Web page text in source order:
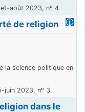
août 2023, nº 4
de religion
la science politique en
juin 2023, nº 3
dans le